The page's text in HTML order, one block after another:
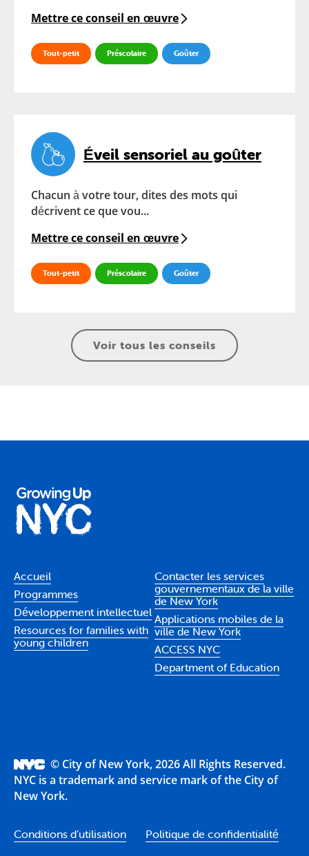
Mettre ce conseil en œuvre
Tout-petit Préscolaire Goûter
Éveil sensoriel au goûter
Chacun à votre tour, dites des mots qui
décrivent ce que vou...
Mettre ce conseil en œuvre
Tout-petit Préscolaire Goûter
Voir tous les conseils
Accueil
Programmes
Développement intellectuel
Resources for families with
young children
Contacter les services
gouvernementaux de la ville
de New York
Applications mobiles de la
ville de New York
ACCESS NYC
Department of Education
© City of New York, 2026 All Rights Reserved.
NYC is a trademark and service mark of the City of
New York.
Conditions d’utilisation Politique de confidentialité